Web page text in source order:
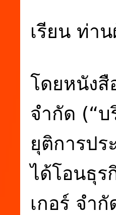
เรียน ท่า
โดยหนัง
จำกัด (“
ยุติการป
ได้โอนธุร
เกอร์ จำ